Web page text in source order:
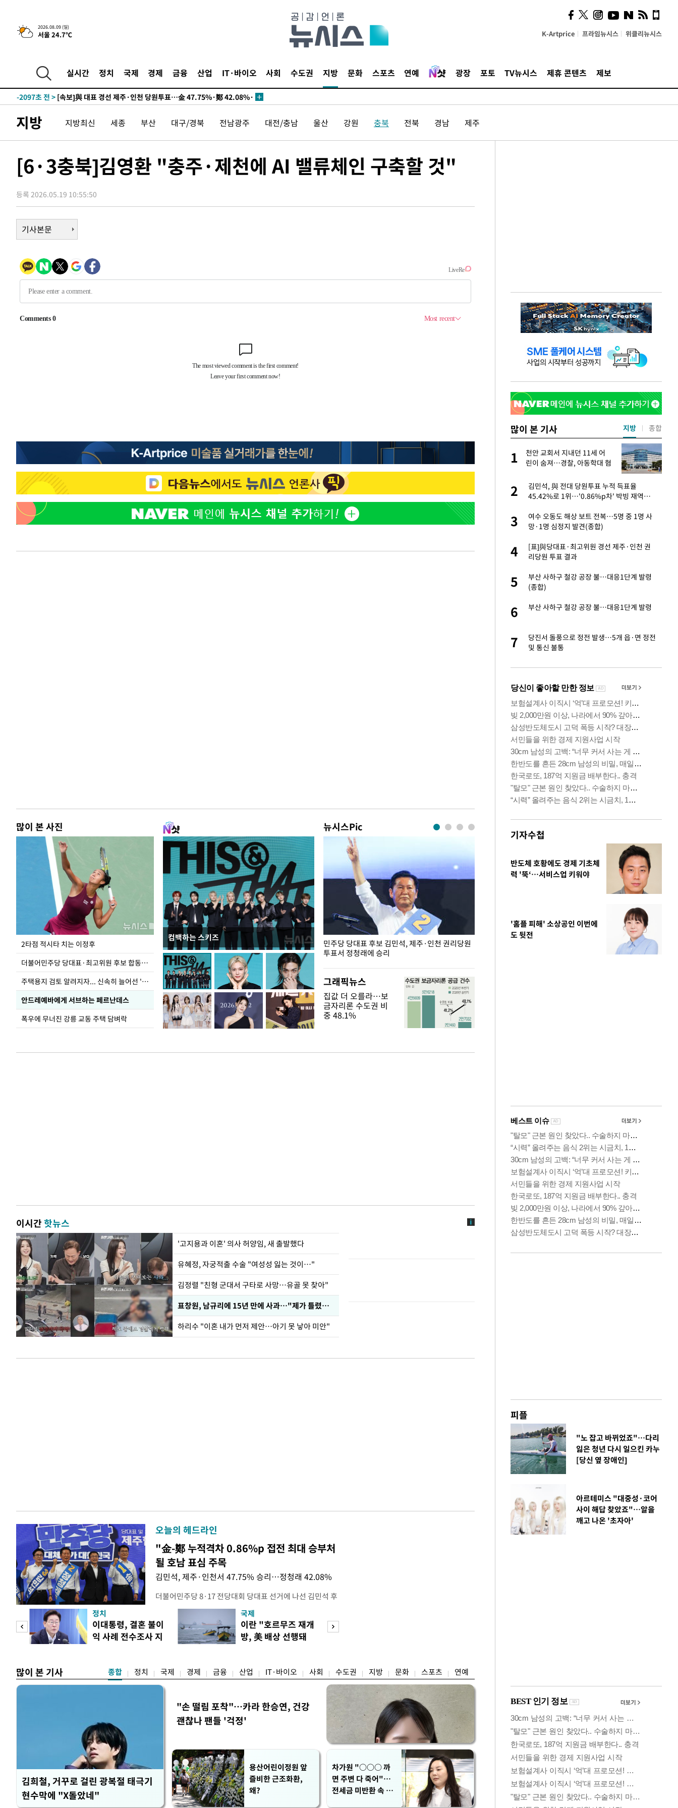
2026.08.09 (일)
서울 24.7℃ K-Artprice 프라임뉴시스 위클리뉴시스
실시간 정치 국제 경제 금융 산업 IT·바이오 사회 수도권 지방 문화 스포츠 연예 광장 포토 TV뉴시스 제휴 콘텐츠 제보
13시간 전 >[속보]뉴욕증시 상승 마감…S&P 0.6% 나스닥 1.3%↑
-11815초 전 >
이란 "호르무즈 재개방 합의 근접…美 배상 선행돼야"
민수·김용 순
-2815초 전 >
[속보]김민석, 與 전대 당원투표 누적 득표율 45.42%로 1위… 정청
래 44.56%
-2097초 전 >
宋 10.17%
-1631초 전 > 이강인 "아틀레티코 이적 기뻐…등번호 7번 의미보단 팀 위해 뛸 것"
1시간 전 >
낮 최고 35도 '무더위'…동해안 시간당 30㎜ '강한 비'[내일날씨]
1시간 전 >[속보]이강인 "감독님이 원하는 마음 느꼈고, 많은 트로피 원해 아틀레
1시간 전 >온열질환 사망자 3명 늘어…누적 환자 3000명 돌파
4시간 전 >백운산서 80년근 천종산삼 9뿌리 발견…감정가 1.3억원
5시간 전 >남자 농구, 나고야 아시안게임서 '홈팀' 일본과 한일전
6시간 전 >여수 오동도 해상서 모터보트 전복…1명 사망·1명 실종
날씨]
7시간 전 > 축구협회 "압수수색·성접대 논란 사과…쇄신의 기회로 삼겠다"
8시간 전 >[속보]'압수수색·성접대 논란' 축구협회 "실망과 걱정 안겨드려 죄송"
11시간 전 >'최고 37도' 폭염 지속…강원동해안 최대 150㎜ 비
-11815초 전 >
[속보]김민석, 與 전대 당원투표 누적 득표율 45.42%로 1위… 정청
[속보]與 대표 경선 제주·인천 당원투표…金 47.75%·鄭 42.08%·
이강인 "아틀레티코 이적 기뻐…등번호 7번 의미보단 팀 위해 뛸 것"
1시간 전 >
온열질환 사망자 3명 늘어…누적 환자 3000명 돌파
3시간 전 >강릉에 시간당 81.4㎜ 물폭탄…도로 잠기고 담벼락 붕괴
4시간 전 >백운산서 80년근 천종산삼 9뿌리 발견…감정가 1.3억원
5시간 전 >선재도서 해루질 나섰다 실종 60대, 닷새 만에 숨진 채 발견
5시간 전 > 남자 농구, 나고야 아시안게임서 '홈팀' 일본과 한일전
6시간 전 >
여수 오동도 해상서 모터보트 전복…1명 사망·1명 실종
7시간 전 >축구협회 "압수수색·성접대 논란 사과…쇄신의 기회로 삼겠다"
지방 지방최신 세종 부산 대구/경북 전남광주 대전/충남 울산 강원 충북 전북 경남 제주
[6·3충북]김영환 "충주·제천에 AI 밸류체인 구축할 것"
등록 2026.05.19 10:55:50
기사본문
많이 본 사진
2타점 적시타 치는 이정후
더불어민주당 당대표·최고위원 후보 합동연설회
주택용지 검토 알려지자... 신속히 늘어선 '근조화환'
안드레예바에게 서브하는 페르난데스
폭우에 무너진 강릉 교동 주택 담벼락
컴백하는 스키즈
뉴시스Pic
이번주 국회에는 무슨 일이? [뉴시스국회토pic]
민주당 당대표 후보 김민석, 제주·인천 권리당원
투표서 정청래에 승리
무더위 잊는 도심형 여름 축제 '2026 서울 바캉스 용산어린이정원
그래픽뉴스
집값 더 오를라…보
금자리론 수도권 비
중 48.1%
이시간핫뉴스
'고지용과 이혼' 의사 허양임, 새 출발했다
유혜정, 자궁적출 수술 "여성성 잃는 것이…"
김정렬 "친형 군대서 구타로 사망…유골 못 찾아"
표창원, 남규리에 15년 만에 사과…"제가 틀렸습니다"
하리수 "이혼 내가 먼저 제안…아기 못 낳아 미안"
오늘의 헤드라인
"金-鄭 누적격차 0.86%p 접전 최대 승부처
될 호남 표심 주목
김민석, 제주·인천서 47.75% 승리…정청래 42.08%
더불어민주당 8·17 전당대회 당대표 선거에 나선 김민석 후
보가 8일 제주·인천 지역 순회경선에서 '누적 1위'를 탈환했
다. 앞서 정청래 후보 우세 지역으로 점쳐졌던 충청권과 부산
·울산·경남 경선에서 1승 1패를 주고 받은 김 후보는 이날
제주·인천 경선에서 이기며 '2승 1패'로 앞서가게 됐다. 다
정치
이대통령, 결혼 불이
익 사례 전수조사 지
국제
이란 "호르무즈 재개
방, 美 배상 선행돼
많이 본 기사 종합 정치 국제 경제 금융 산업 IT·바이오 사회 수도권 지방 문화 스포츠 연예
김희철, 거꾸로 걸린 광복절 태극기
현수막에 "X돌았네"
"손 떨림 포착"…카라 한승연, 건강
괜찮나 팬들 '걱정'
용산어린이정원 앞
즐비한 근조화환,
왜?
차가원 "○○○ 까
면 주변 다 죽어"…
전세금 미반환 속 녹
많이 본 기사
김희철, 거꾸로 걸린 광복절
태극기 현수막에 "X돌았네"
2
팬들 '걱정'
3
용산어린이정원 앞 즐비한 근조화환, 왜?[뉴
시스Pic]
4
1
천안 교회서 지내던 11세 어
린이 숨져…경찰, 아동학대 혐
2
김민석, 與 전대 당원투표 누적 득표율
45.42%로 1위…'0.86%p차' 박빙 재역전
3
여수 오동도 해상 보트 전복…5명 중 1명 사
망·1명 심정지 발견(종합)
4
[표]與당대표·최고위원 경선 제주·인천 권
리당원 투표 결과
5
부산 사하구 철강 공장 불…대응1단계 발령
(종합)
6 부산 사하구 철강 공장 불…대응1단계 발령
7
당진서 돌풍으로 정전 발생…5개 읍·면 정전
및 통신 불통
지방 종합
기자수첩
반도체 호황에도 경제 기초체
력 '뚝‘…서비스업 키워야
'홈플 피해' 소상공인 이번에
도 뒷전
피플
"노 잡고 바뀌었죠"…다리
잃은 청년 다시 일으킨 카누
[당신 옆 장애인]
아르테미스 "대중성·코어
사이 해답 찾았죠"…알을
깨고 나온 '초자아'